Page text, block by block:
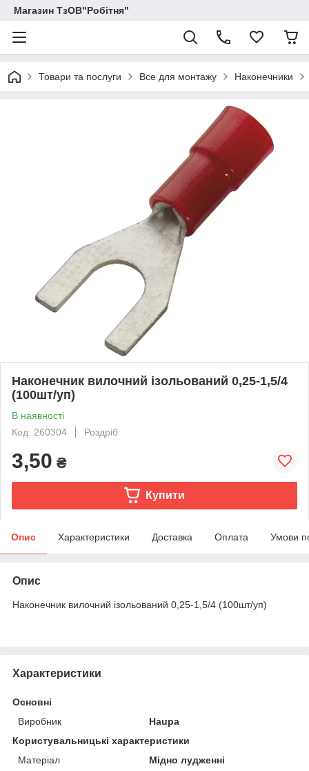
Магазин ТзОВ"Робітня"
Товари та послуги Все для монтажу Наконечники
Наконечник вилочний ізольований 0,25-1,5/4
(100шт/уп)
В наявності
Код: 260304
Роздріб
3,50 ₴
Купити
Опис Характеристики Доставка Оплата Умови
Опис
Наконечник вилочний ізольований 0,25-1,5/4 (100шт/уп)
Характеристики
Основні
Виробник
Haupa
Користувальницькі характеристики
Матеріал
Мідно лудженні